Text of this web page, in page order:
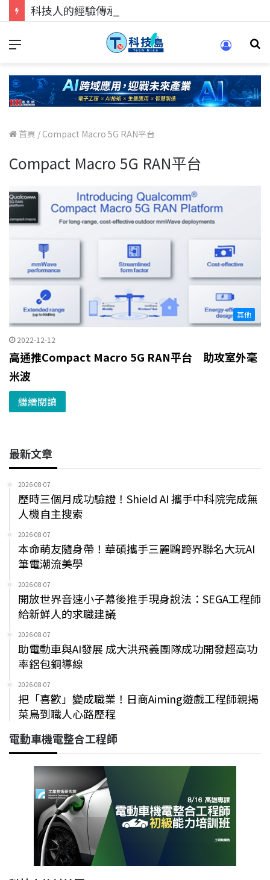
首頁 / Compact Macro 5G RAN平台
Compact Macro 5G RAN平台
其他
2022-12-12
高通推Compact Macro 5G RAN平台 助攻室外毫
米波
繼續閱讀
最新文章
2026-08-07
歷時三個月成功驗證！Shield AI 攜手中科院完成無
人機自主搜索
2026-08-07
本命萌友隨身帶！華碩攜手三麗鷗跨界聯名大玩AI
筆電潮流美學
2026-08-07
開放世界音速小子幕後推手現身說法：SEGA工程師
給新鮮人的求職建議
2026-08-07
助電動車與AI發展 成大洪飛義團隊成功開發超高功
率鋁包銅導線
2026-08-07
把「喜歡」變成職業！日商Aiming遊戲工程師親揭
菜鳥到職人心路歷程
電動車機電整合工程師